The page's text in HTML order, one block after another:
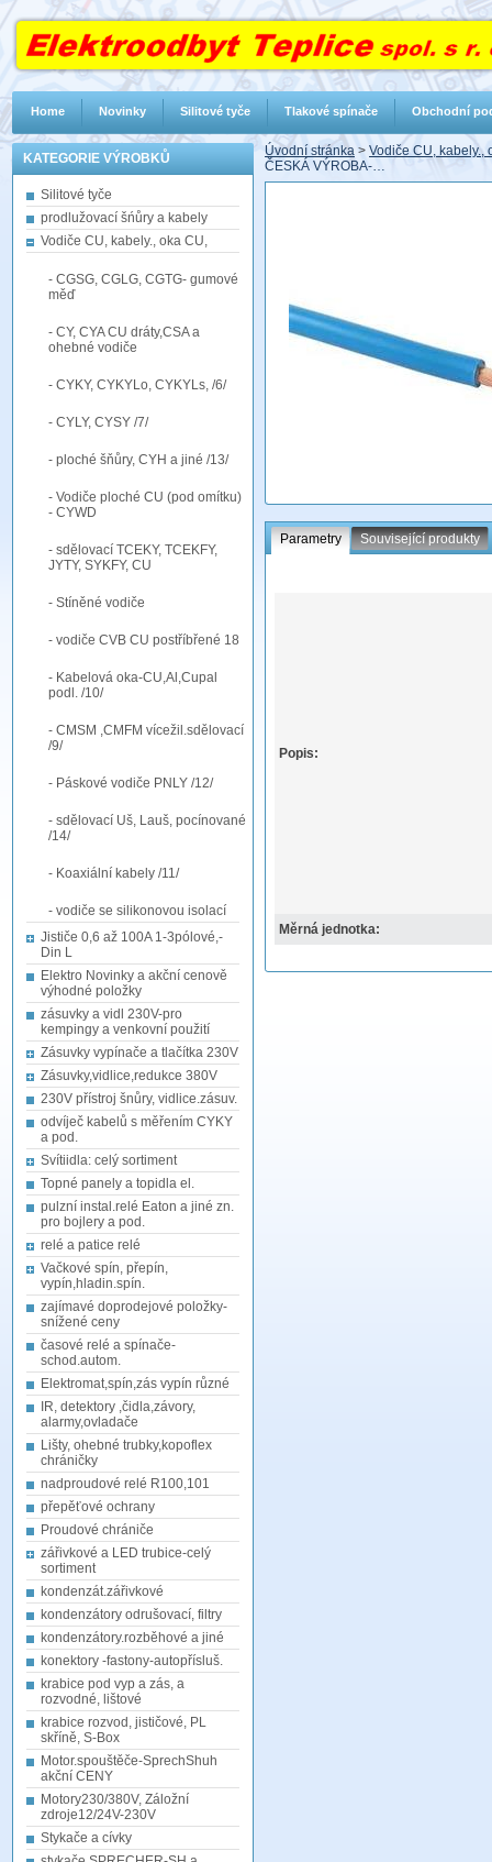
KATEGORIE VÝROBKŮ
Silitové tyče
prodlužovací šńůry a kabely
Vodiče CU, kabely., oka CU,
- CGSG, CGLG, CGTG- gumové
měď
- CY, CYA CU dráty,CSA a
ohebné vodiče
- CYKY, CYKYLo, CYKYLs, /6/
- CYLY, CYSY /7/
- ploché šňůry, CYH a jiné /13/
- Vodiče ploché CU (pod omítku)
- CYWD
- sdělovací TCEKY, TCEKFY,
JYTY, SYKFY, CU
- Stíněné vodiče
- vodiče CVB CU postříbřené 18
- Kabelová oka-CU,Al,Cupal
podl. /10/
- CMSM ,CMFM vícežil.sdělovací
/9/
- Páskové vodiče PNLY /12/
- sdělovací Uš, Lauš, pocínované
/14/
- Koaxiální kabely /11/
- vodiče se silikonovou isolací
Jističe 0,6 až 100A 1-3pólové,-
Din L
Elektro Novinky a akční cenově
výhodné položky
zásuvky a vidl 230V-pro
kempingy a venkovní použití
Zásuvky vypínače a tlačítka 230V
Zásuvky,vidlice,redukce 380V
230V přístroj šnůry, vidlice.zásuv.
odvíječ kabelů s měřením CYKY
a pod.
Svítiidla: celý sortiment
Topné panely a topidla el.
pulzní instal.relé Eaton a jiné zn.
pro bojlery a pod.
relé a patice relé
Vačkové spín, přepín,
vypín,hladin.spín.
zajímavé doprodejové položky-
snížené ceny
časové relé a spínače-
schod.autom.
Elektromat,spín,zás vypín různé
IR, detektory ,čidla,závory,
alarmy,ovladače
Lišty, ohebné trubky,kopoflex
chráničky
nadproudové relé R100,101
přepěťové ochrany
Proudové chrániče
zářivkové a LED trubice-celý
sortiment
kondenzát.zářivkové
kondenzátory odrušovací, filtry
kondenzátory.rozběhové a jiné
konektory -fastony-autopřísluš.
krabice pod vyp a zás, a
rozvodné, lištové
krabice rozvod, jističové, PL
skříně, S-Box
Motor.spouštěče-SprechShuh
akční CENY
Motory230/380V, Záložní
zdroje12/24V-230V
Stykače a cívky
Úvodní stránka > Vodiče CU, kabely.,
ČESKÁ VÝROBA-…
Parametry Související produkty
Popis:
Měrná jednotka:
Home Novinky Silitové tyče Tlakové spínače Obchodní